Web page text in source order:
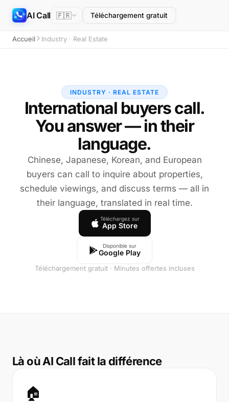
AI Call 🇫🇷 Téléchargement gratuit
Accueil Industry · Real Estate
INDUSTRY · REAL ESTATE
International buyers call.
You answer — in their
language.
Chinese, Japanese, Korean, and European
buyers can call to inquire about properties,
schedule viewings, and discuss terms — all in
their language, translated in real time.
Téléchargez sur
App Store
Disponible sur
Google Play
Téléchargement gratuit · Minutes offertes incluses
Là où AI Call fait la différence
🏠